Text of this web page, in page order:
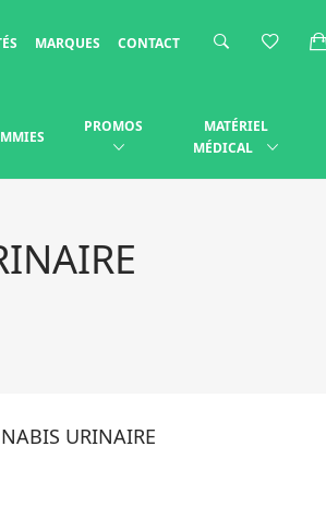
MARQUES CONTACT
PROMOS
MATÉRIEL
MÉDICAL
URINAIRE